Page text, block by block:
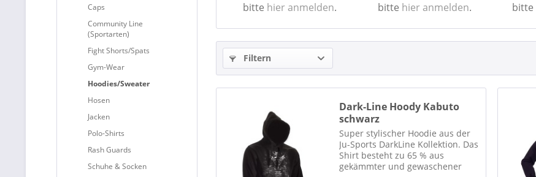
Caps
Community Line
(Sportarten)
Fight Shorts/Spats
Gym-Wear
Hoodies/Sweater
Hosen
Jacken
Polo-Shirts
Rash Guards
Schuhe & Socken
bitte hier anmelden.
bitte hier anmelden.
bitte
Filtern
Dark-Line Hoody Kabuto
schwarz
Super stylischer Hoodie aus der
Ju-Sports DarkLine Kollektion. Das
Shirt besteht zu 65 % aus
gekämmter und gewaschener